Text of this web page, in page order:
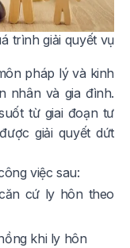
trình giải quyết vụ
pháp lý và kinh
nhân và gia đình.
từ giai đoạn tư
giải quyết dứt
việc sau:
cứ ly hôn theo
khi ly hôn